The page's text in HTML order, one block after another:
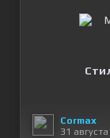
Cormax
31